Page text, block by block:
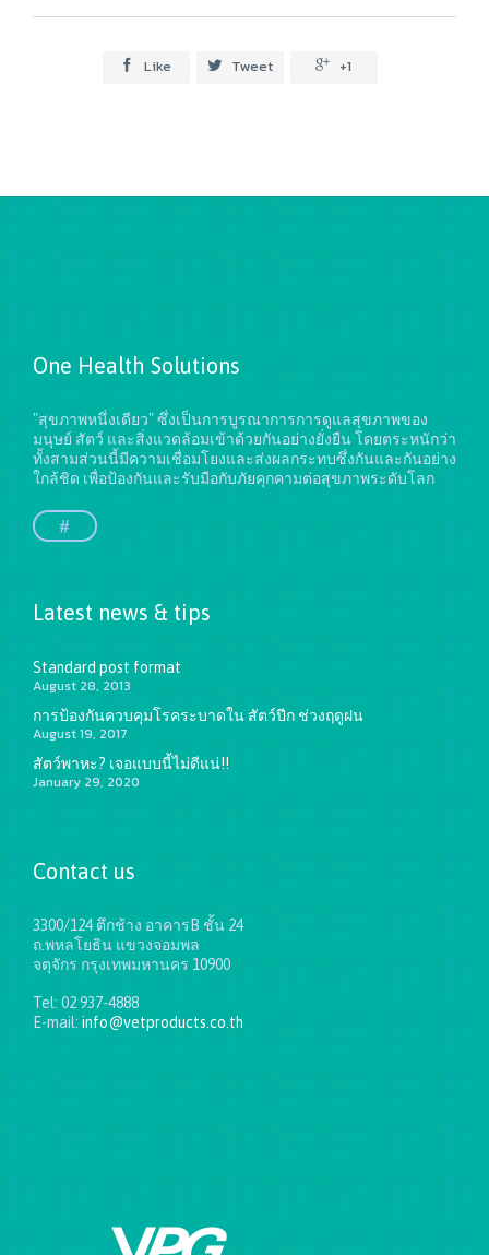
 Like  Tweet  +1
One Health Solutions
"สุขภาพหนึ่งเดียว" ซึ่งเป็นการบูรณาการการดูแลสุขภาพของ
มนุษย์ สัตว์ และสิ่งแวดล้อมเข้าด้วยกันอย่างยั่งยืนโดยตระหนักว่า
ทั้งสามส่วนนี้มีความเชื่อมโยงและส่งผลกระทบซึ่งกันและกันอย่าง
ใกล้ชิด เพื่อป้องกันและรับมือกับภัยคุกคามต่อสุขภาพระดับโลก
#
Latest news & tips
Standard post format
August 28, 2013
การป้องกันควบคุมโรคระบาดใน สัตว์ปีก ช่วงฤดูฝน
August 19, 2017
สัตว์พาหะ? เจอแบบนี้ไม่ดีแน่!!
January 29, 2020
Contact us
3300/124 ตึกช้าง อาคารB ชั้น 24
ถ.พหลโยธิน แขวงจอมพล
จตุจักร กรุงเทพมหานคร 10900
Tel: 02 937-4888
E-mail: info@vetproducts.co.th